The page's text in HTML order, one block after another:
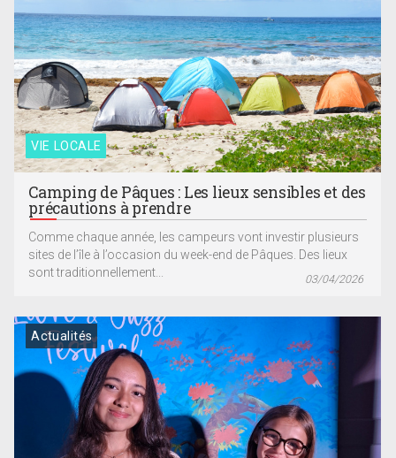
VIE LOCALE
Camping de Pâques : Les lieux sensibles et des
précautions à prendre
Comme chaque année, les campeurs vont investir plusieurs
sites de l’île à l’occasion du week-end de Pâques. Des lieux
sont traditionnellement...
03/04/2026
Actualités